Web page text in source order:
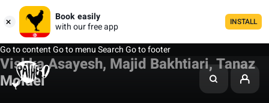
Book easily
with our free app
INSTALL
Go to contentGo to menuSearchGo to footer
Vishka Asayesh, Majid Bakhtiari, Tanaz
Molaei